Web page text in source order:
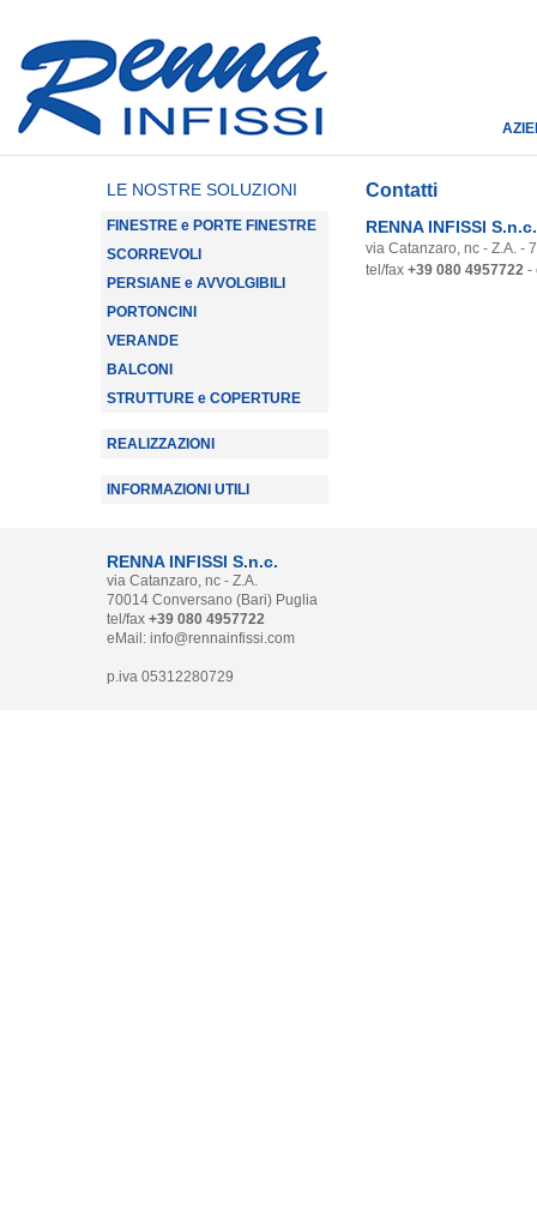
LE NOSTRE SOLUZIONI
FINESTRE e PORTE FINESTRE
SCORREVOLI
PERSIANE e AVVOLGIBILI
PORTONCINI
VERANDE
BALCONI
STRUTTURE e COPERTURE
REALIZZAZIONI
INFORMAZIONI UTILI
Contatti
RENNA INFISSI S.n.c.
via Catanzaro, nc - Z.A. -
tel/fax +39 080 4957722 -
RENNA INFISSI S.n.c.
via Catanzaro, nc - Z.A.
70014 Conversano (Bari) Puglia
tel/fax +39 080 4957722
eMail: info@rennainfissi.com
p.iva 05312280729